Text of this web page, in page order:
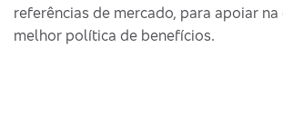
referências de mercado, para apoiar
melhor política de benefícios.